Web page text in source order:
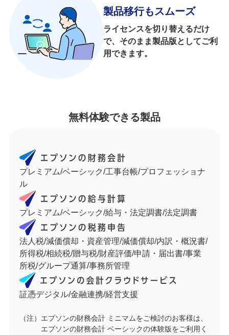
製品移行もスムーズ
ライセンスを切り替えるだけ
で、 そのまま製品版としてご利
用できます。
無料体験できる製品
プレミアム/ベーシック/工事台帳/プロフェッショナ
ル
プレミアム/ベーシック/給与・法定調書/法定調書
法人税/減価償却・資産管理/減価償却/内訳・概況書/
所得税/相続税/贈与税/財産評価/申請・届出書/事業
所税/グループ通算/事務所管理
証憑デジタル/金融連携/経営支援
（注）エプソンの財務会計 ミニマムをご検討のお客様は、
エプソンの財務会計 ベーシックの体験版をご利用く